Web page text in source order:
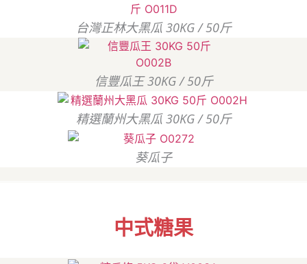
台灣正林大黑瓜 30KG / 50斤
信豐瓜王 30KG / 50斤
精選蘭州大黑瓜 30KG / 50斤
葵瓜子
中式糖果